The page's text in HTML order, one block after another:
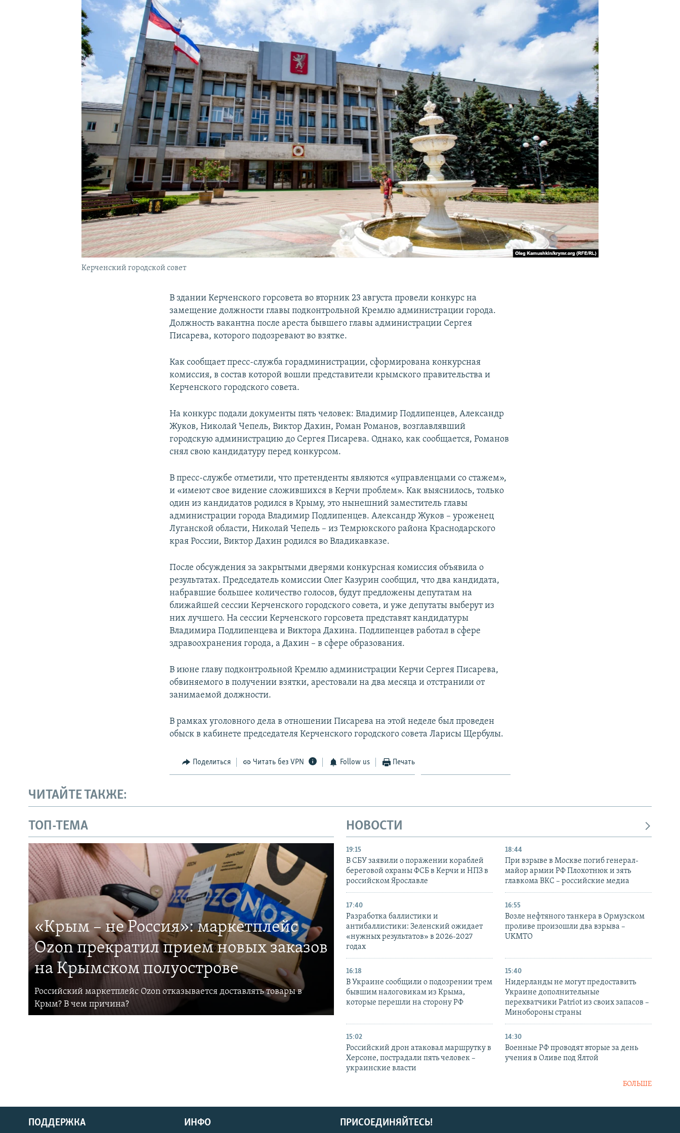
КРЫМ.НЕПОКОРЕННЫЙ
УКРАИНСКАЯ ПРОБЛЕМА КРЫМА
Керченский городской совет
В здании Керченского горсовета во вторник 23 августа провели конкурс на
замещение должности главы подконтрольной Кремлю администрации города.
Должность вакантна после ареста бывшего главы администрации Сергея
Писарева, которого подозревают во взятке.
Как сообщает пресс-служба горадминистрации, сформирована конкурсная
комиссия, в состав которой вошли представители крымского правительства и
Керченского городского совета.
На конкурс подали документы пять человек: Владимир Подлипенцев, Александр
Жуков, Николай Чепель, Виктор Дахин, Роман Романов, возглавлявший
городскую администрацию до Сергея Писарева. Однако, как сообщается, Романов
снял свою кандидатуру перед конкурсом.
В пресс-службе отметили, что претенденты являются «управленцами со стажем»,
и «имеют свое видение сложившихся в Керчи проблем». Как выяснилось, только
один из кандидатов родился в Крыму, это нынешний заместитель главы
администрации города Владимир Подлипенцев. Александр Жуков – уроженец
Луганской области, Николай Чепель – из Темрюкского района Краснодарского
края России, Виктор Дахин родился во Владикавказе.
После обсуждения за закрытыми дверями конкурсная комиссия объявила о
результатах. Председатель комиссии Олег Казурин сообщил, что два кандидата,
набравшие большее количество голосов, будут предложены депутатам на
ближайшей сессии Керченского городского совета, и уже депутаты выберут из
них лучшего. На сессии Керченского горсовета представят кандидатуры
Владимира Подлипенцева и Виктора Дахина. Подлипенцев работал в сфере
здравоохранения города, а Дахин – в сфере образования.
В июне главу подконтрольной Кремлю администрации Керчи Сергея Писарева,
обвиняемого в получении взятки, арестовали на два месяца и отстранили от
занимаемой должности.
В рамках уголовного дела в отношении Писарева на этой неделе был проведен
обыск в кабинете председателя Керченского городского совета Ларисы Щербулы.
Поделиться Читать без VPN Follow us Печать
ЧИТАЙТЕ ТАКЖЕ:
ТОП-ТЕМА
«Крым – не Россия»: маркетплейс
Ozon прекратил прием новых заказов
на Крымском полуострове
Российский маркетплейс Ozon отказывается доставлять товары в
Крым? В чем причина?
НОВОСТИ
19:15
В СБУ заявили о поражении кораблей
береговой охраны ФСБ в Керчи и НПЗ в
российском Ярославле
18:44
При взрыве в Москве погиб генерал-
майор армии РФ Плохотнюк и зять
главкома ВКС – российские медиа
17:40
Разработка баллистики и
антибаллистики: Зеленский ожидает
«нужных результатов» в 2026-2027
годах
16:55
Возле нефтяного танкера в Ормузском
проливе произошли два взрыва –
UKMTO
16:18
В Украине сообщили о подозрении трем
бывшим налоговикам из Крыма,
которые перешли на сторону РФ
15:40
Нидерланды не могут предоставить
Украине дополнительные
перехватчики Patriot из своих запасов –
Минобороны страны
15:02
Российский дрон атаковал маршрутку в
Херсоне, пострадали пять человек –
украинские власти
14:30
Военные РФ проводят вторые за день
учения в Оливе под Ялтой
БОЛЬШЕ
ПРИСОЕДИНЯЙТЕСЬ!
ПОДДЕРЖКА ИНФО